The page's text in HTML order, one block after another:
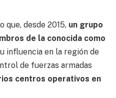
que, desde 2015, un grupo
de la conocida como
influencia en la región de
de fuerzas armadas
centros operativos en